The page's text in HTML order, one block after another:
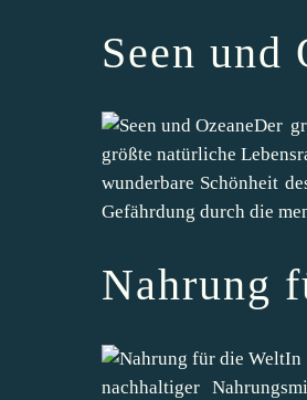
Seen und
Der
größte natürliche
wunderbare Schönheit
Gefährdung durch die
Nahrung
In
nachhaltiger